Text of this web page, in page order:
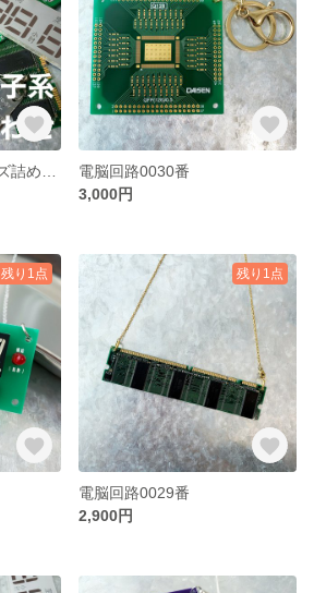
電脳回路0030番
3,000円
残り1点 残り1点
電脳回路0029番
2,900円